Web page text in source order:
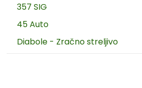
357 SIG
45 Auto
Diabole - Zračno streljivo